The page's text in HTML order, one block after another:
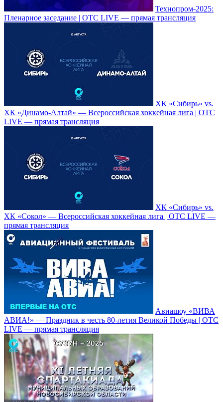
Технопром-2025:
Пленарное заседание | OTC LIVE — прямая трансляция
ХК «Сибирь» vs.
ХК «Динамо-Алтай» — Всероссийская хоккейная лига | ОТС
LIVE — прямая трансляция
ХК «Сибирь» vs.
ХК «Сокол» — Всероссийская хоккейная лига | ОТС LIVE —
прямая трансляция
Авиашоу «ВИВА
АВИА!» — Праздник в честь 80-летия Великой Победы | ОТС
LIVE — прямая трансляция